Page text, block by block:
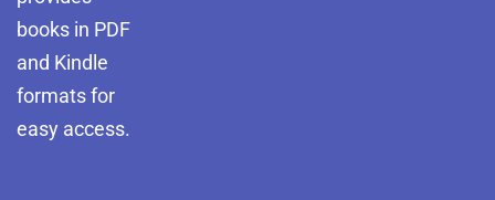
books in PDF
and Kindle
formats for
easy access.